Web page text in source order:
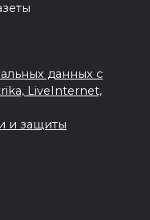
данных с
LiveInternet,
и защиты